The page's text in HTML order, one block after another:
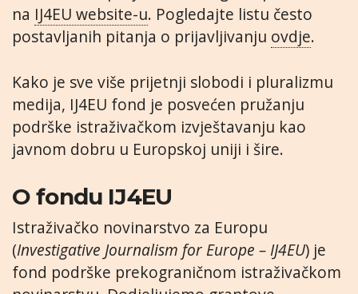
na IJ4EU website-u. Pogledajte listu često
postavljanih pitanja o prijavljivanju ovdje.
Kako je sve više prijetnji slobodi i pluralizmu
medija, IJ4EU fond je posvećen pružanju
podrške istraživačkom izvještavanju kao
javnom dobru u Europskoj uniji i šire.
O fondu IJ4EU
Istraživačko novinarstvo za Europu
(Investigative Journalism for Europe – IJ4EU) je
fond podrške prekograničnom istraživačkom